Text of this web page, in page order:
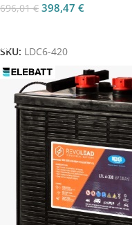
696,01€ 398,47 €
SKU: LDC6-420